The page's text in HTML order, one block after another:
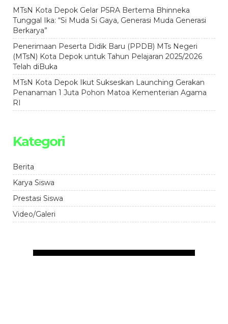
MTsN Kota Depok Gelar P5RA Bertema Bhinneka
Tunggal Ika: “Si Muda Si Gaya, Generasi Muda Generasi
Berkarya”
Penerimaan Peserta Didik Baru (PPDB) MTs Negeri
(MTsN) Kota Depok untuk Tahun Pelajaran 2025/2026
Telah diBuka
MTsN Kota Depok Ikut Sukseskan Launching Gerakan
Penanaman 1 Juta Pohon Matoa Kementerian Agama
RI
Kategori
Berita
Karya Siswa
Prestasi Siswa
Video/Galeri